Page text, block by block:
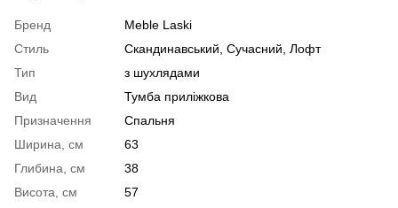
Бренд
Meble Laski
Стиль
Скандинавський, Сучасний, Лофт
Тип
з шухлядами
Вид
Тумба приліжкова
Призначення
Спальня
Ширина, см
63
Глибина, см
38
Висота, см
57